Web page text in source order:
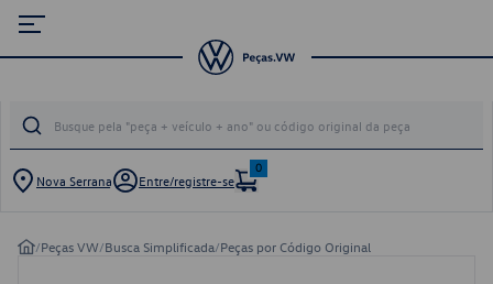
Nova Serrana Entre/registre-se
0
/Peças VW/Busca Simplificada/Peças por Código Original